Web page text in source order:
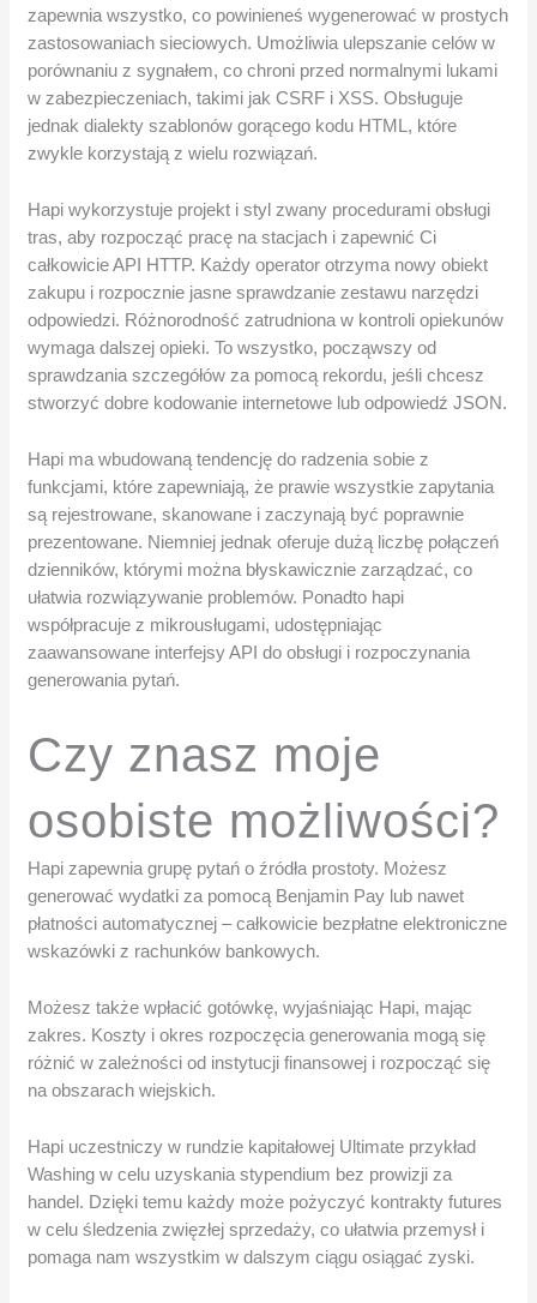
zapewnia wszystko, co powinieneś wygenerować w prostych
zastosowaniach sieciowych. Umożliwia ulepszanie celów w
porównaniu z sygnałem, co chroni przed normalnymi lukami
w zabezpieczeniach, takimi jak CSRF i XSS. Obsługuje
jednak dialekty szablonów gorącego kodu HTML, które
zwykle korzystają z wielu rozwiązań.
Hapi wykorzystuje projekt i styl zwany procedurami obsługi
tras, aby rozpocząć pracę na stacjach i zapewnić Ci
całkowicie API HTTP. Każdy operator otrzyma nowy obiekt
zakupu i rozpocznie jasne sprawdzanie zestawu narzędzi
odpowiedzi. Różnorodność zatrudniona w kontroli opiekunów
wymaga dalszej opieki. To wszystko, począwszy od
sprawdzania szczegółów za pomocą rekordu, jeśli chcesz
stworzyć dobre kodowanie internetowe lub odpowiedź JSON.
Hapi ma wbudowaną tendencję do radzenia sobie z
funkcjami, które zapewniają, że prawie wszystkie zapytania
są rejestrowane, skanowane i zaczynają być poprawnie
prezentowane. Niemniej jednak oferuje dużą liczbę połączeń
dzienników, którymi można błyskawicznie zarządzać, co
ułatwia rozwiązywanie problemów. Ponadto hapi
współpracuje z mikrousługami, udostępniając
zaawansowane interfejsy API do obsługi i rozpoczynania
generowania pytań.
Czy znasz moje
osobiste możliwości?
Hapi zapewnia grupę pytań o źródła prostoty. Możesz
generować wydatki za pomocą Benjamin Pay lub nawet
płatności automatycznej – całkowicie bezpłatne elektroniczne
wskazówki z rachunków bankowych.
Możesz także wpłacić gotówkę, wyjaśniając Hapi, mając
zakres. Koszty i okres rozpoczęcia generowania mogą się
różnić w zależności od instytucji finansowej i rozpocząć się
na obszarach wiejskich.
Hapi uczestniczy w rundzie kapitałowej Ultimate przykład
Washing w celu uzyskania stypendium bez prowizji za
handel. Dzięki temu każdy może pożyczyć kontrakty futures
w celu śledzenia zwięzłej sprzedaży, co ułatwia przemysł i
pomaga nam wszystkim w dalszym ciągu osiągać zyski.